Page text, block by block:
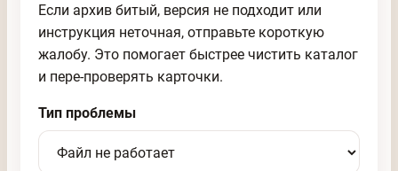
Если архив битый, версия не подходит или
инструкция неточная, отправьте короткую
жалобу. Это помогает быстрее чистить каталог
и пере-проверять карточки.
Тип проблемы